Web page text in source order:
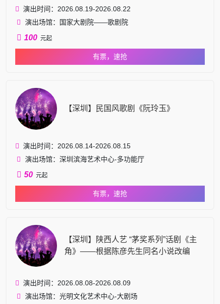
演出时间：2026.08.19-2026.08.22
演出场馆：国家大剧院——歌剧院
100 元起
有票，速抢
【深圳】民国风歌剧《阮玲玉》
演出时间：2026.08.14-2026.08.15
演出场馆：深圳滨海艺术中心-多功能厅
50 元起
有票，速抢
【深圳】陕西人艺 “茅奖系列”话剧《主
角》——根据陈彦先生同名小说改编
演出时间：2026.08.08-2026.08.09
演出场馆：光明文化艺术中心-大剧场